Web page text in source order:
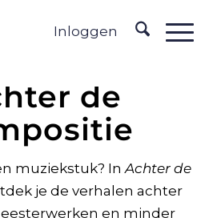
Inloggen
de
muziekstuk? InAchter de
je de verhalen achter
en minder